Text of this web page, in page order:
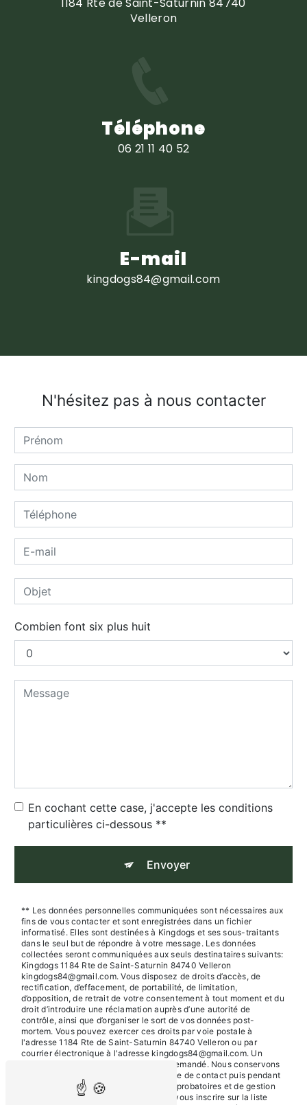
1184 Rte de Saint-Saturnin 84740
Velleron
Téléphone
06 21 11 40 52
E-mail
kingdogs84@gmail.com
N'hésitez pas à nous contacter
Combien font six plus huit
En cochant cette case, j'accepte les conditions
particulières ci-dessous **
Envoyer
** Les données personnelles communiquées sont nécessaires aux
fins de vous contacter et sont enregistrées dans un fichier
informatisé. Elles sont destinées à Kingdogs et ses sous-traitants
dans le seul but de répondre à votre message. Les données
collectées seront communiquées aux seuls destinataires suivants:
Kingdogs 1184 Rte de Saint-Saturnin 84740 Velleron
kingdogs84@gmail.com. Vous disposez de droits d’accès, de
rectification, d’effacement, de portabilité, de limitation,
d’opposition, de retrait de votre consentement à tout moment et du
droit d’introduire une réclamation auprès d’une autorité de
contrôle, ainsi que d’organiser le sort de vos données post-
mortem. Vous pouvez exercer ces droits par voie postale à
l'adresse 1184 Rte de Saint-Saturnin 84740 Velleron ou par
courrier électronique à l'adresse kingdogs84@gmail.com. Un
justificatif d'identité pourra vous être demandé. Nous conservons
vos données pendant la période de prise de contact puis pendant
la durée de prescription légale aux fins probatoires et de gestion
des contentieux. Vous avez le droit de vous inscrire sur la liste